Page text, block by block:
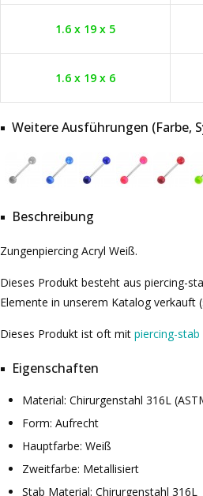
1.6 x 19 x 5
1.6 x 19 x 6
Weitere Ausführungen (Farbe,
Beschreibung
Zungenpiercing Acryl Weiß.
Dieses Produkt besteht aus piercing-
Elemente in unserem Katalog verkauft
Dieses Produkt ist oft mit piercing-
Eigenschaften
Material: Chirurgenstahl 316L
Form: Aufrecht
Hauptfarbe: Weiß
Zweitfarbe: Metallisiert
Stab Material: Chirurgenstahl 316L